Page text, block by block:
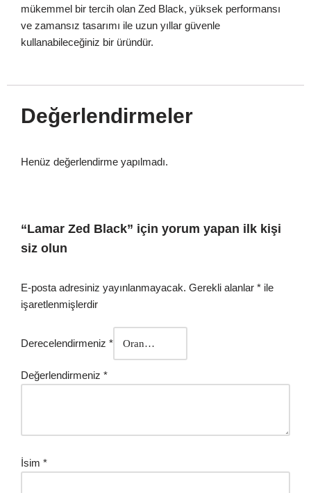
mükemmel bir tercih olan Zed Black, yüksek performansı
ve zamansız tasarımı ile uzun yıllar güvenle
kullanabileceğiniz bir üründür.
Değerlendirmeler
Henüz değerlendirme yapılmadı.
“Lamar Zed Black” için yorum yapan ilk kişi
siz olun
E-posta adresiniz yayınlanmayacak. Gerekli alanlar * ile
işaretlenmişlerdir
Derecelendirmeniz *
Değerlendirmeniz *
İsim *